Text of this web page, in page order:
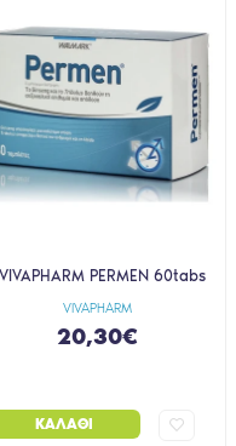
VIVAPHARM
VIVAPHARM PERMEN 60tabs
20,30€
ΚΑΛΆΘΙ